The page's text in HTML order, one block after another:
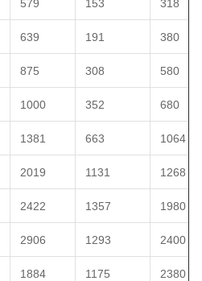
579 153 318
639 191 380
875 308 580
1000 352 680
1381 663 1064
2019 1131 1268
2422 1357 1980
2906 1293 2400
1884 1175 2380